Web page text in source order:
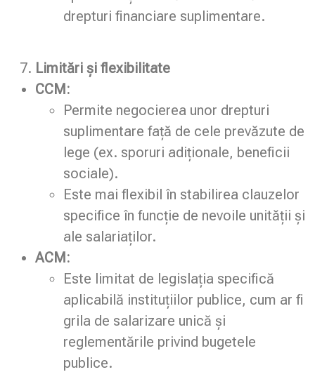
drepturi financiare suplimentare.
Limitări și flexibilitate
CCM:
Permite negocierea unor drepturi
suplimentare față de cele prevăzute de
lege (ex. sporuri adiționale, beneficii
sociale).
Este mai flexibil în stabilirea clauzelor
specifice în funcție de nevoile unității și
ale salariaților.
ACM:
Este limitat de legislația specifică
aplicabilă instituțiilor publice, cum ar fi
grila de salarizare unică și
reglementările privind bugetele
publice.